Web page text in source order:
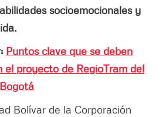
socioemocionales y
Puntos clave que se deben
proyecto de RegioTram del
Bolívar de la Corporación